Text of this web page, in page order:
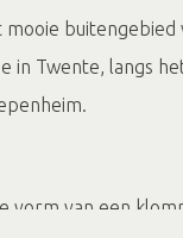
buitengebied
in Twente, langs
vorm van een